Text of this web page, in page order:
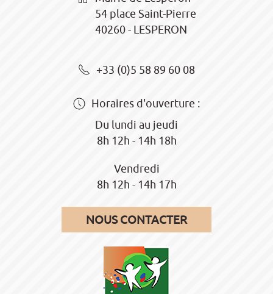
54 place Saint-Pierre
40260 - LESPERON
+33 (0)5 58 89 60 08
Horaires d'ouverture :
Du lundi au jeudi
8h 12h - 14h 18h
Vendredi
8h 12h - 14h 17h
NOUS CONTACTER